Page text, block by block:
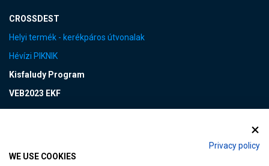
Privacy policy
WE USE COOKIES
CROSSDEST
Helyi termék - kerékpáros útvonalak
Hévízi PIKNIK
Kisfaludy Program
VEB2023 EKF